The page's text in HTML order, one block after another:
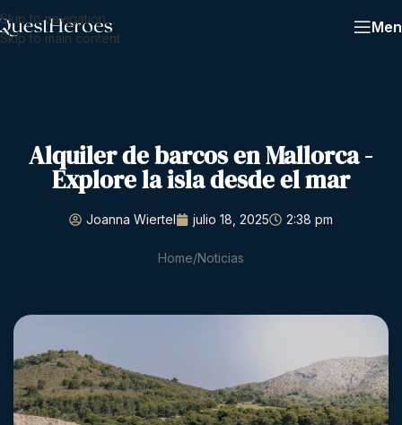
Skip to navigation
Skip to main content
Alquiler de barcos en Mallorca -
Explore la isla desde el mar
Joanna Wiertel julio 18, 2025 2:38 pm
Home Noticias